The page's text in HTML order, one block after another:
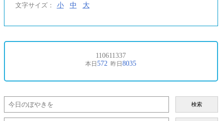
文字サイズ： 小 中 大
検索